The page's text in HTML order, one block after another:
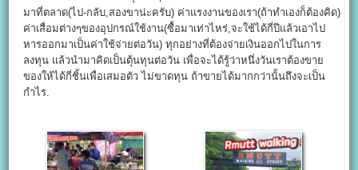
มาที่ตลาด(ไป-กลับ,สองขาน่ะครับ) ค่าแรงงานของเรา(ถ้าทำเองก็ต้องคิด)
ค่าเสื่อมต่างๆของอุปกรณ์ใช้งาน(ซื้อมาเท่าไหร่,จะใช้ได้กี่ปีแล้วเอาไป
หารออกมาเป็นค่าใช้จ่ายต่อวัน) ทุกอย่างที่ต้องจ่ายเงินออกไปในการ
ลงทุน แล้วนำมาคิดเป็นตุ้นทุนต่อวัน เพื่อจะได้รู้ว่าหนึ่งวันเราต้องขาย
ของให้ได้กี่ชิ้นเพื่อเสมอตัว ไม่ขาดทุน ถ้าขายได้มากกว่านั้นถึงจะเป็น
กำไร.